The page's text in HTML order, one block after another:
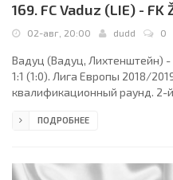
169. FC Vaduz (LIE) - FK
02-авг, 20:00 dudd 0
Вадуц (Вадуц, Лихтенштейн)
1:1 (1:0). Лига Европы 2018/
квалификационный раунд. 2-й
облачность. +28°C. Стадион
Трифон Петропулос (Греция).
ПОДРОБНЕЕ